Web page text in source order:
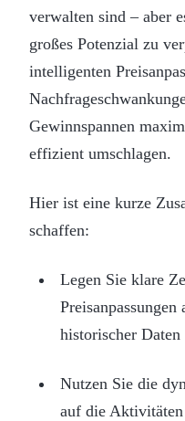
verwalten sind – aber
großes Potenzial zu
intelligenten
Gewinnspannen
effizient umschlagen.
Hier ist eine kurze
schaffen:
Legen Sie klare
historischer Daten
Nutzen Sie die
auf die